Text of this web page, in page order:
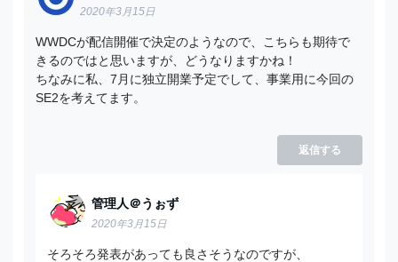
2020年3月15日
WWDCが配信開催で決定のようなので、こちらも期待で
きるのではと思いますが、どうなりますかね！
ちなみに私、7月に独立開業予定でして、事業用に今回の
SE2を考えてます。
返信する
管理人＠うぉず
2020年3月15日
そろそろ発表があっても良さそうなのですが、